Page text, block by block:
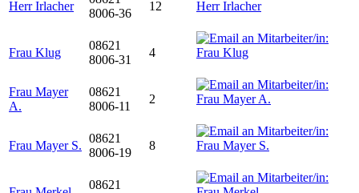
Herr Irlacher
8006-36
12
Frau Klug
08621
8006-31
4
Frau Mayer
A.
08621
8006-11
2
Frau Mayer S.
08621
8006-19
8
08621